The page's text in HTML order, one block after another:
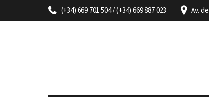
(+34) 669 701 504 / (+34) 669 887 023 Av.